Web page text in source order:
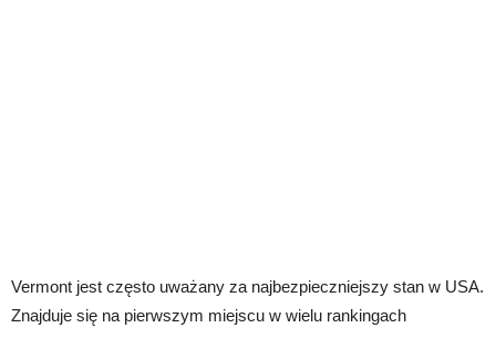
Vermont jest często uważany za najbezpieczniejszy stan w USA.
Znajduje się na pierwszym miejscu w wielu rankingach